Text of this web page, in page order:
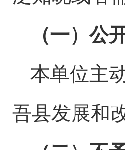
（一）公
本单位主
吾县发展和